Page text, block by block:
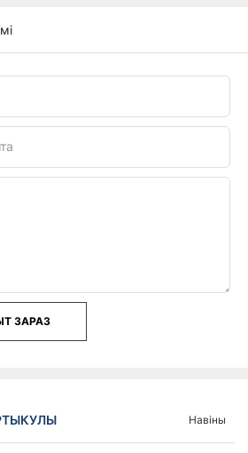
ЗАРАЗ
Навіны